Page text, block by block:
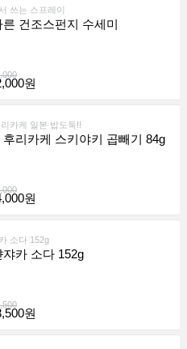
쓰는 스프레이
른 건조스펀지 수세미
원
카케 일본 밥도둑!!
후리카케 스키야키 곱빼기 84g
원
소다 152g
쟈카 소다 152g
원